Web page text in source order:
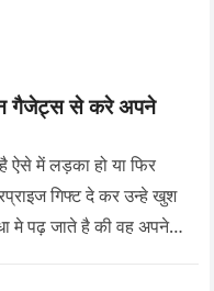
गैजेट्स से करे अपने
ऐसे में लड़का हो या फिर
गिफ्ट दे कर उन्हे खुश
मे पढ़ जाते है की वह अपने